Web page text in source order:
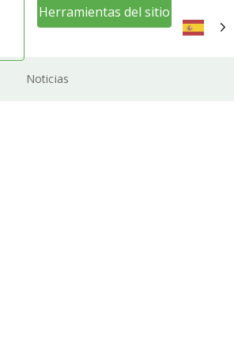
Herramientas del sitio
Noticias